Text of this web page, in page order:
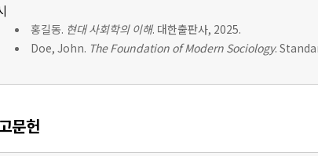
홍길동. 현대 사회학의 이해. 대한출판사, 2025.
Doe, John. The Foundation of Modern Sociology.
문헌